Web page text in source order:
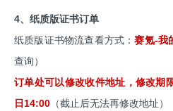
4、纸质版证书订单
纸质版证书物流查看方式：赛氪-我
查询）
订单处可以修改收件地址，修改
日14:00 （截止后无法再修改地址）